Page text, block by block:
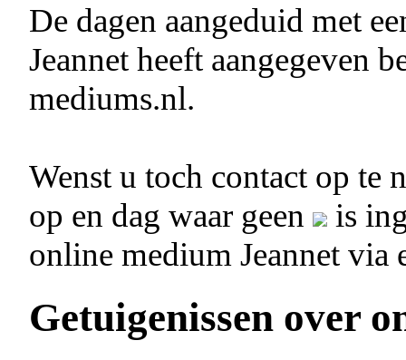
De dagen aangeduid met
Jeannet heeft aangegeven
mediums.nl.
Wenst u toch contact op te
op en dag waar geen
is
online medium Jeannet via
Getuigenissen over